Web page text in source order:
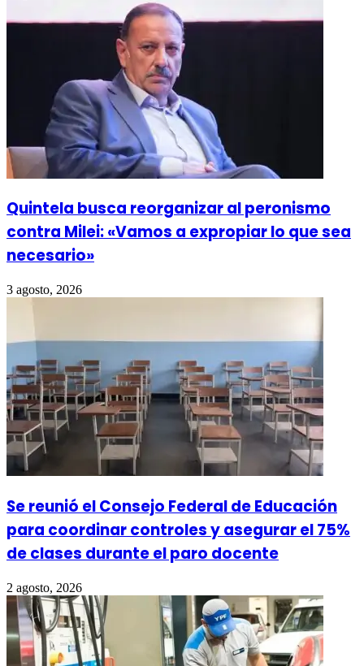
Quintela busca reorganizar al peronismo
contra Milei: «Vamos a expropiar lo que sea
necesario»
3 agosto, 2026
Se reunió el Consejo Federal de Educación
para coordinar controles y asegurar el 75%
de clases durante el paro docente
2 agosto, 2026